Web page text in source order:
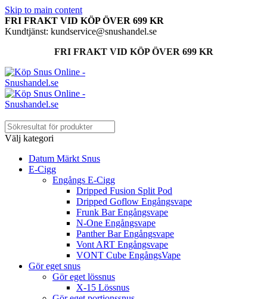
Skip to main content
FRI FRAKT VID KÖP ÖVER 699 KR
Kundtjänst: kundservice@snushandel.se
FRI FRAKT VID KÖP ÖVER 699 KR
Välj kategori
Datum Märkt Snus
E-Cigg
Engångs E-Cigg
Dripped Fusion Split Pod
Dripped Goflow Engångsvape
Frunk Bar Engångsvape
N-One Engångsvape
Panther Bar Engångsvape
Vont ART Engångsvape
VONT Cube EngångsVape
Gör eget snus
Gör eget lössnus
X-15 Lössnus